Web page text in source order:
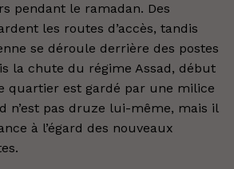
pendant le ramadan. Des
les routes d’accès, tandis
se déroule derrière des postes
la chute du régime Assad, début
quartier est gardé par une milice
n’est pas druze lui-même, mais il
à l’égard des nouveaux